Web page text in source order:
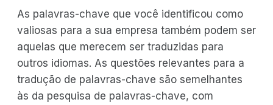
As palavras-chave que você identificou como
valiosas para a sua empresa também podem ser
aquelas que merecem ser traduzidas para
outros idiomas. As questões relevantes para a
tradução de palavras-chave são semelhantes
às da pesquisa de palavras-chave, com